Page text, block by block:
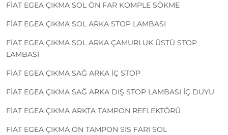
FİAT EGEA ÇIKMA SOL ÖN FAR KOMPLE SÖKME
FİAT EGEA ÇIKMA SOL ARKA STOP LAMBASI
FİAT EGEA ÇIKMA SOL ARKA ÇAMURLUK ÜSTÜ STOP
LAMBASI
FİAT EGEA ÇIKMA SAĞ ARKA İÇ STOP
FİAT EGEA ÇIKMA SAĞ ARKA DIŞ STOP LAMBASI İÇ DUYU
FİAT EGEA ÇIKMA ARKTA TAMPON REFLEKTÖRÜ
FİAT EGEA ÇIKMA ÖN TAMPON SİS FARI SOL